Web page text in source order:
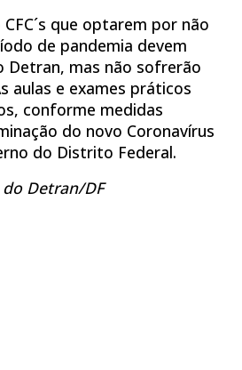
que optarem por não
de pandemia devem
Detran, mas não sofrerão
aulas e exames práticos
conforme medidas
do novo Coronavírus
do Distrito Federal.
Detran/DF